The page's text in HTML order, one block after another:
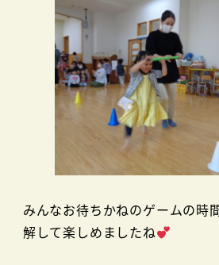
みんなお待ちかねのゲームの時
解して楽しめましたね